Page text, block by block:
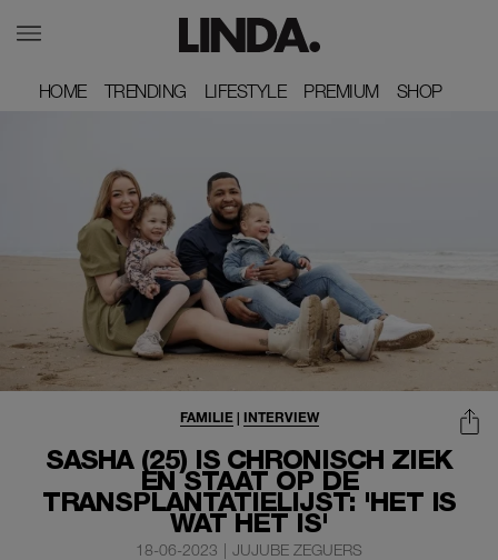
HOME
HOME TRENDING
TRENDING LIFESTYLE
LIFESTYLE PREMIUM
PREMIUM SHOP
SHOP
SASHA (25) IS CHRONISCH ZIEK
EN STAAT OP DE
TRANSPLANTATIELIJST: 'HET IS
WAT HET IS'
FAMILIE| INTERVIEW
18-06-2023 | JUJUBE ZEGUERS